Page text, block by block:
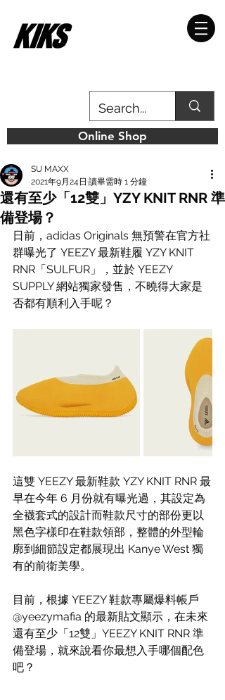
Online Shop
還有至少「12雙」YZY KNIT RNR 準
備登場？
SU MAXX
2021年9月24日 讀畢需時 1 分鐘
日前，adidas Originals 無預警在官方社
群曝光了 YEEZY 最新鞋履 YZY KNIT
RNR「SULFUR」，並於 YEEZY
SUPPLY 網站獨家發售，不曉得大家是
否都有順利入手呢？
這雙 YEEZY 最新鞋款 YZY KNIT RNR 最
早在今年 6 月份就有曝光過，其設定為
全襪套式的設計而鞋款尺寸的部份更以
黑色字樣印在鞋款領部，整體的外型輪
廓到細節設定都展現出 Kanye West 獨
有的前衛美學。
目前，根據 YEEZY 鞋款專屬爆料帳戶
@yeezymafia 的最新貼文顯示，在未來
還有至少「12雙」YEEZY KNIT RNR 準
備登場，就來說看你最想入手哪個配色
吧？